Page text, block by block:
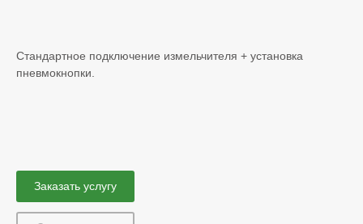
Стандартное подключение измельчителя + установка
пневмокнопки.
Заказать услугу